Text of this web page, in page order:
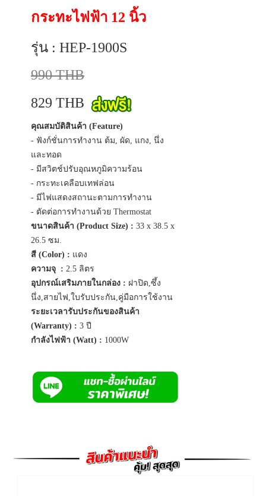
กระทะไฟฟ้า 12 นิ้ว
รุ่น : HEP-1900S
990 THB
829 THB
คุณสมบัติสินค้า (Feature)
- ฟังก์ชั่นการทำงาน ต้ม, ผัด, แกง, นึ่ง
และทอด
- มีสวิตช์ปรับอุณหภูมิความร้อน
- กระทะเคลือบเทฟล่อน
- มีไฟแสดงสถานะตามการทำงาน
- ตัดต่อการทำงานด้วย Thermostat
ขนาดสินค้า (Product Size) : 33 x 38.5 x
26.5 ซม.
สี (Color) : แดง
ความจุ : 2.5 ลิตร
อุปกรณ์เสริมภายในกล่อง : ฝาปิด,ซึ้ง
นึ่ง,สายไฟ,ใบรับประกัน,คู่มือการใช้งาน
ระยะเวลารับประกันของสินค้า
(Warranty) : 3 ปี
กำลังไฟฟ้า (Watt) : 1000W